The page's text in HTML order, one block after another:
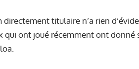
titulaire n’a rien
qui ont joué récemment ont donné